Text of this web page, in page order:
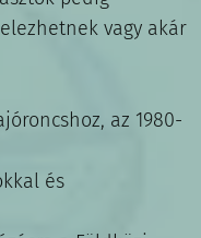
vagy akár
az 1980-
és